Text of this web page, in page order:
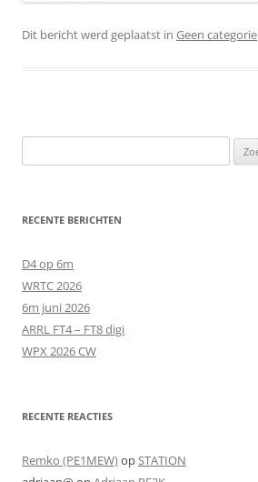
Dit bericht werd geplaatst in Geen categorie
naar:
RECENTE BERICHTEN
D4 op 6m
WRTC 2026
6m juni 2026
ARRL FT4 – FT8 digi
WPX 2026 CW
RECENTE REACTIES
Remko (PE1MEW)opSTATION